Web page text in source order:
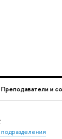
Преподаватели и